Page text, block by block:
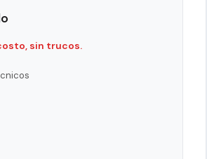
sin trucos.